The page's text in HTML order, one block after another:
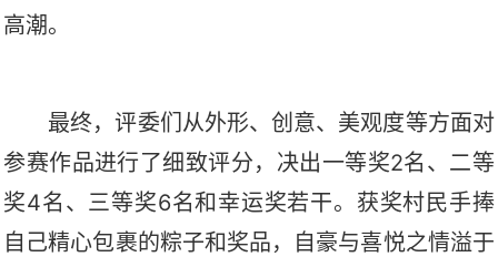
高潮。
最终，评委们从外形、创意、美观度等方面对
参赛作品进行了细致评分，决出一等奖2名、二等
奖4名、三等奖6名和幸运奖若干。获奖村民手捧
自己精心包裹的粽子和奖品，自豪与喜悦之情溢于